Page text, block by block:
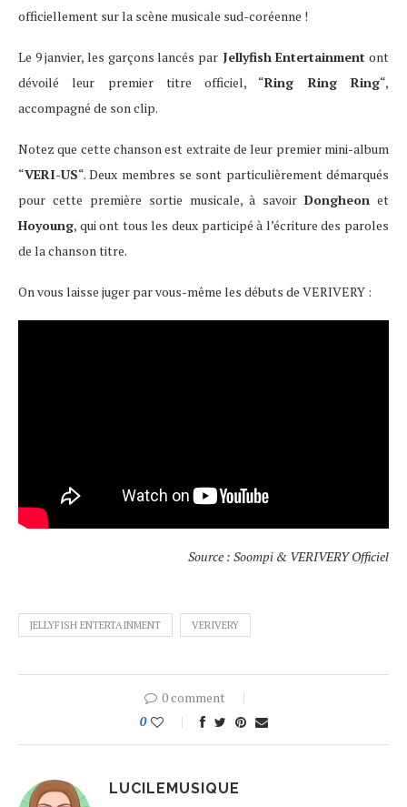
officiellement sur la scène musicale sud-coréenne !
Le 9 janvier, les garçons lancés par Jellyfish Entertainment ont
dévoilé leur premier titre officiel, “Ring Ring Ring“,
accompagné de son clip.
Notez que cette chanson est extraite de leur premier mini-album
“VERI-US“. Deux membres se sont particulièrement démarqués
pour cette première sortie musicale, à savoirDongheon et
Hoyoung, qui ont tous les deux participé à l’écriture des paroles
de la chanson titre.
On vous laisse juger par vous-même les débuts de VERIVERY :
Source : Soompi & VERIVERY Officiel
JELLYFISH ENTERTAINMENT VERIVERY
0 comment
0
LUCILEMUSIQUE